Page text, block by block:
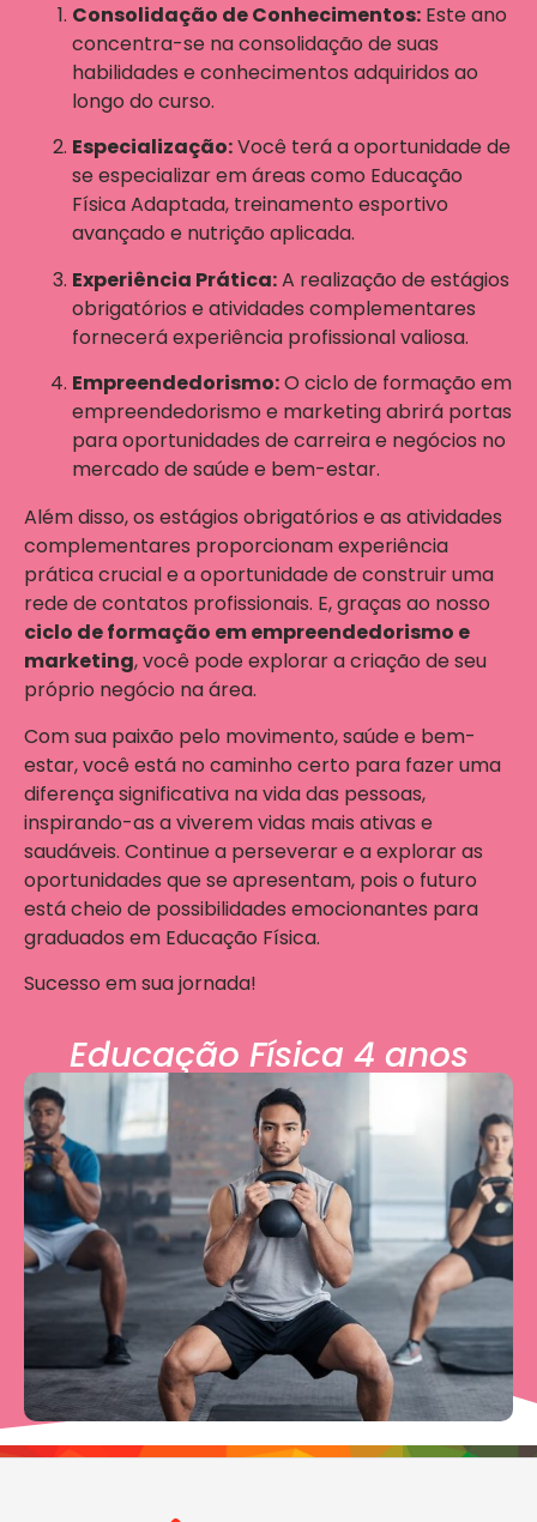
Educação Física 4 anos
Consolidação de Conhecimentos: Este ano
concentra-se na consolidação de suas
habilidades e conhecimentos adquiridos ao
longo do curso.
Especialização:Você terá a oportunidade de
se especializar em áreas como Educação
Física Adaptada, treinamento esportivo
avançado e nutrição aplicada.
Experiência Prática:A realização de estágios
obrigatórios e atividades complementares
fornecerá experiência profissional valiosa.
Empreendedorismo:O ciclo de formação em
empreendedorismo e marketing abrirá portas
para oportunidades de carreira e negócios no
mercado de saúde e bem-estar.
Além disso, os estágios obrigatórios e as atividades
complementares proporcionam experiência
prática crucial e a oportunidade de construir uma
rede de contatos profissionais. E, graças ao nosso
ciclo de formação em empreendedorismo e
marketing, você pode explorar a criação de seu
próprio negócio na área.
Com sua paixão pelo movimento, saúde e bem-
estar, você está no caminho certo para fazer uma
diferença significativa na vida das pessoas,
inspirando-as a viverem vidas mais ativas e
saudáveis. Continue a perseverar e a explorar as
oportunidades que se apresentam, pois o futuro
está cheio de possibilidades emocionantes para
graduados em Educação Física.
Sucesso em sua jornada!